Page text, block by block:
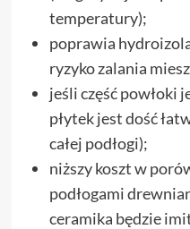
temperatury);
poprawia
ryzyko zalania
jeśli część powłoki
płytek jest dość
całej podłogi);
niższy koszt w
podłogami
ceramika będzie